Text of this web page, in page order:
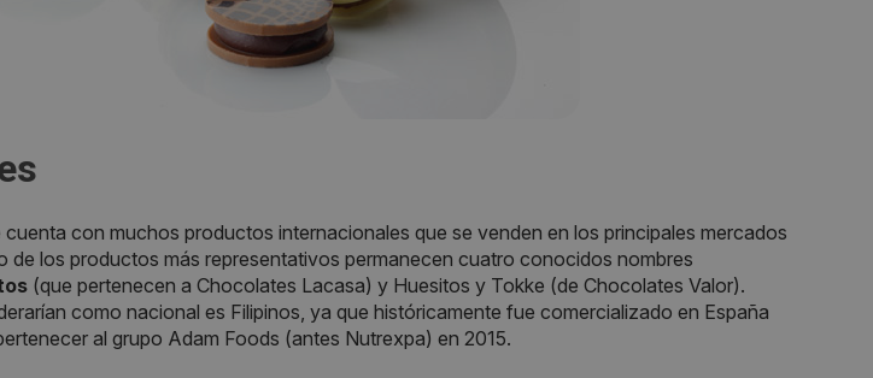
con muchos productos internacionales que se venden en los principales mercados
de los productos más representativos permanecen cuatro conocidos nombres
(que pertenecen a Chocolates Lacasa) y Huesitos y Tokke (de Chocolates Valor).
como nacional es Filipinos, ya que históricamente fue comercializado en España
al grupo Adam Foods (antes Nutrexpa) en 2015.